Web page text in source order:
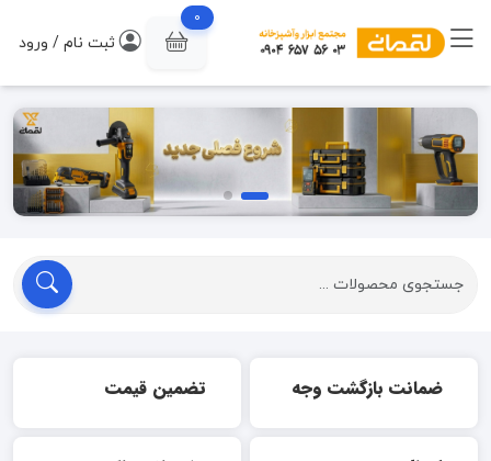
0
ثبت نام / ورود
ضمانت بازگشت وجه تضمین قیمت